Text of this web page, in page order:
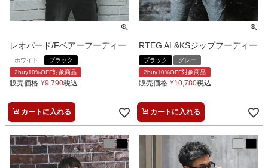
レオパード/Fベアーフーディー
ホワイト
ブラック
2buy10%OFF対象商品
販売価格 ¥9,790税込
カートに入れる
RTEG AL&KSジップフーディー
ブラック
グレー
2buy10%OFF対象商品
販売価格 ¥10,780税込
カートに入れる